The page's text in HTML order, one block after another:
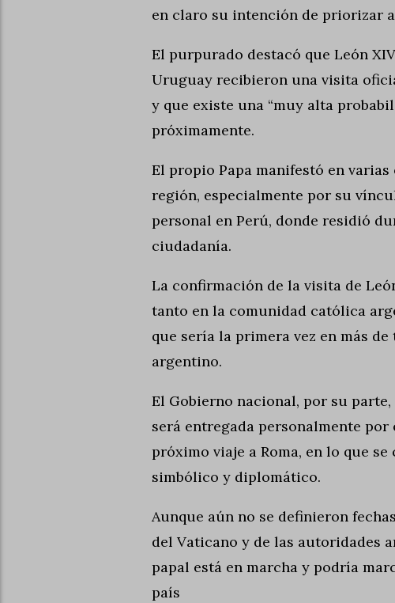
en claro su intención de priorizar
El purpurado destacó que León
Uruguay recibieron una visita
y que existe una “muy alta
próximamente.
El propio Papa manifestó en
región, especialmente por su
personal en Perú, donde residió
ciudadanía.
La confirmación de la visita de
tanto en la comunidad católica
que sería la primera vez en más
argentino.
El Gobierno nacional, por su
será entregada personalmente
próximo viaje a Roma, en lo que
simbólico y diplomático.
Aunque aún no se definieron
del Vaticano y de las autoridades
papal está en marcha y podría
país